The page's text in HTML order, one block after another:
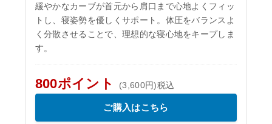
緩やかなカーブが首元から肩口まで心地よくフィッ
トし、寝姿勢を優しくサポート。体圧をバランスよ
く分散させることで、理想的な寝心地をキープしま
す。
800ポイント (3,600円)税込
ご購入はこちら